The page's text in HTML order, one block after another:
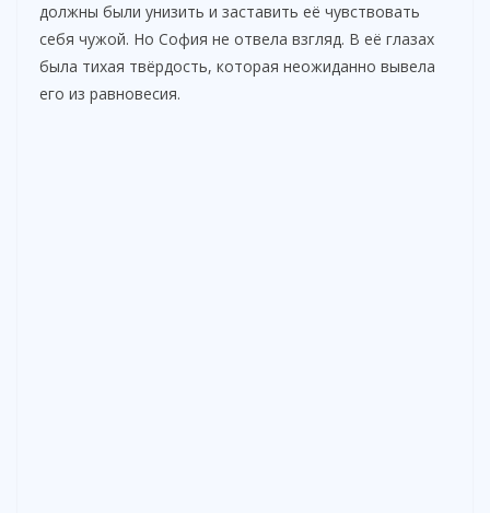
должны были унизить и заставить её чувствовать
себя чужой. Но София не отвела взгляд. В её глазах
была тихая твёрдость, которая неожиданно вывела
его из равновесия.